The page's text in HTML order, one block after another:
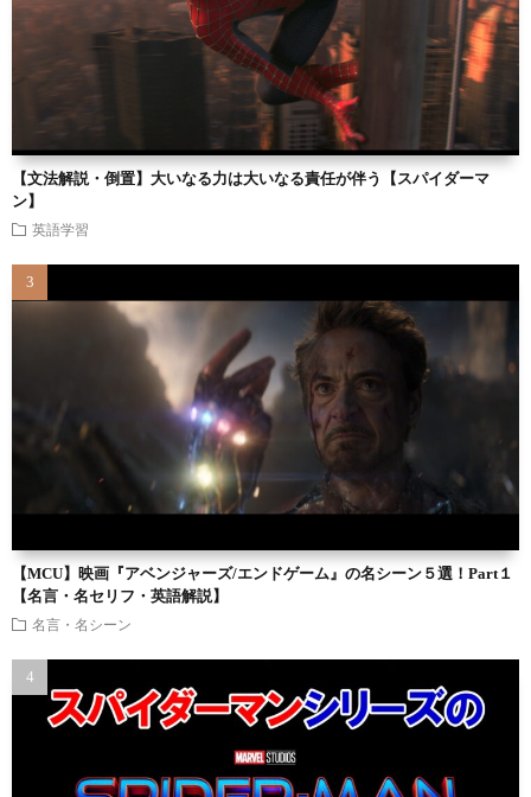
【文法解説・倒置】大いなる力は大いなる責任が伴う【スパイダーマ
ン】
英語学習
【MCU】映画『アベンジャーズ/エンドゲーム』の名シーン５選！Part１
【名言・名セリフ・英語解説】
名言・名シーン